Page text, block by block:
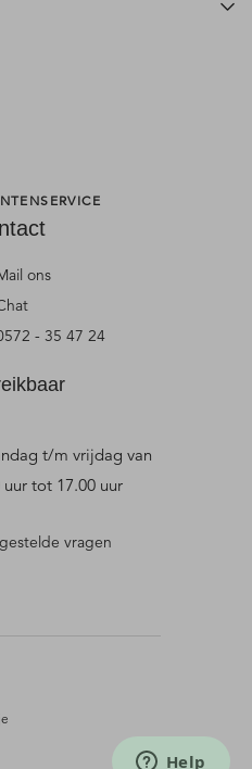
ons
- 35 47 24
t/m vrijdag van
uur tot 17.00 uur
vragen